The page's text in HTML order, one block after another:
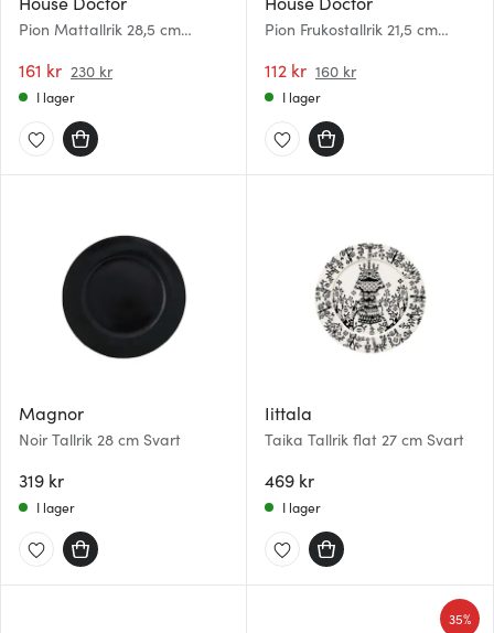
Pion Mattallrik 28,5 cm
161 kr 230 kr
I lager
Pion Frukostallrik 21,5 cm
112 kr 160 kr
I lager
Magnor
Noir Tallrik 28 cm Svart
319 kr
I lager
Iittala
Taika Tallrik flat 27 cm Svart
469 kr
I lager
35%